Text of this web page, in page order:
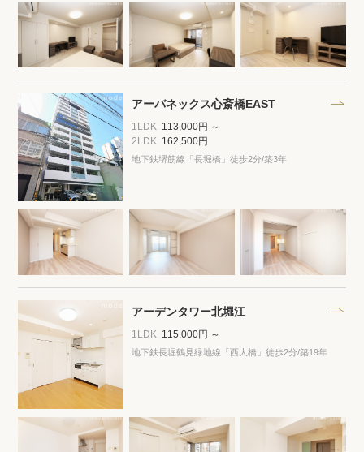
アーバネックス心斎橋EAST
1LDK 113,000円 ～
2LDK 162,500円
地下鉄堺筋線「長堀橋」徒歩2分/築3年
アーデンタワー北堀江
1LDK 115,000円 ～
地下鉄長堀鶴見緑地線「西大橋」徒歩2分/築19年